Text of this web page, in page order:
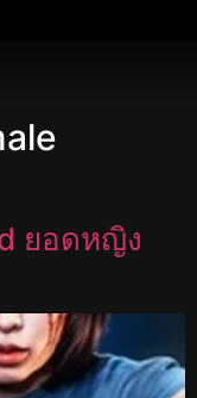
ยอดหญิง